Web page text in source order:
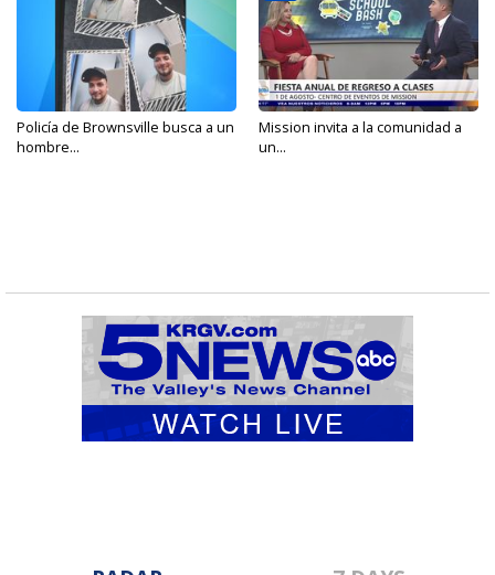
Policía de Brownsville busca a un
hombre...
Mission invita a la comunidad a
un...